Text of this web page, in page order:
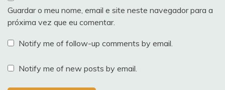
Guardar o meu nome, email e site neste navegador para a
próxima vez que eu comentar.
Notify me of follow-up comments by email.
Notify me of new posts by email.